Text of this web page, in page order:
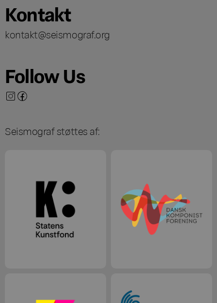
Kontakt
kontakt@seismograf.org
Follow Us
Seismograf støttes af: